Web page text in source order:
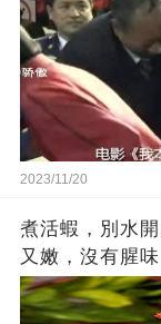
2023/11/20
煮活蝦，別水
又嫩，沒有腥味